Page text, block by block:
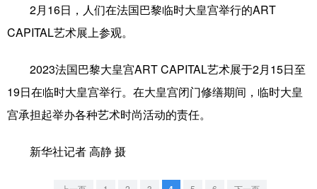
城市 旅游 能源 会展
公益 一带一路 亚太网 上市公司
文化产业
地方频道
2月16日，人们在法国巴黎临时大皇宫举行的ART
CAPITAL艺术展上参观。
2023法国巴黎大皇宫ART CAPITAL艺术展于2月15日至
19日在临时大皇宫举行。在大皇宫闭门修缮期间，临时大皇
宫承担起举办各种艺术时尚活动的责任。
新华社记者 高静 摄